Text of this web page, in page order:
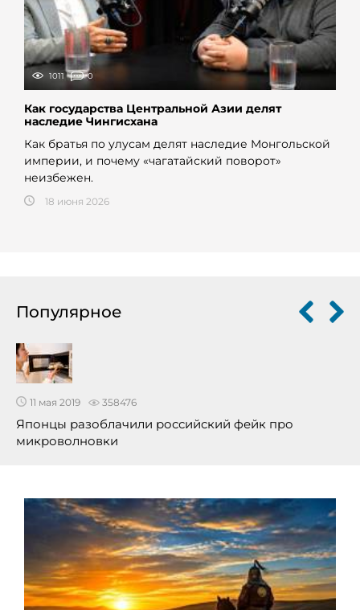
1011 0
Как государства Центральной Азии делят
наследие Чингисхана
Как братья по улусам делят наследие Монгольской
империи, и почему «чагатайский поворот»
неизбежен.
18 июня 2026
Популярное
11 мая 2019 358476
Японцы разоблачили российский фейк про
микроволновки